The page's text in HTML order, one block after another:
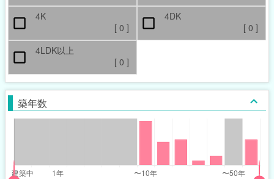
4K
[ 0 ]
4DK
[ 0 ]
4LDK以上
[ 0 ]
築年数